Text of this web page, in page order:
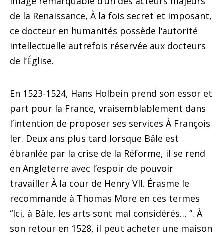
de la Renaissance, À la fois secret et imposant,
ce docteur en humanités possède l‘autorité
intellectuelle autrefois réservée aux docteurs
de l’Église.
En 1523-1524, Hans Holbein prend son essor et
part pour la France, vraisemblablement dans
l’intention de proposer ses services À François
Ier. Deux ans plus tard lorsque Bâle est
ébranlée par la crise de la Réforme, il se rend
en Angleterre avec l’espoir de pouvoir
travailler À la cour de Henry VII. Érasme le
recommande à Thomas More en ces termes
“Ici, à Bâle, les arts sont mal considérés… ”. À
son retour en 1528, il peut acheter une maison